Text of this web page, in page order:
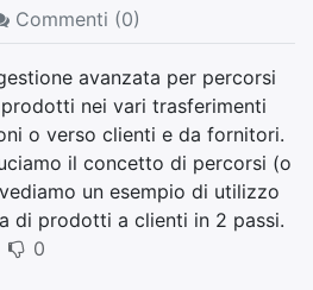
Commenti (0)
avanzata per percorsi
nei vari trasferimenti
o verso clienti e da fornitori.
il concetto di percorsi (o
un esempio di utilizzo
di prodotti a clienti in 2 passi.
0